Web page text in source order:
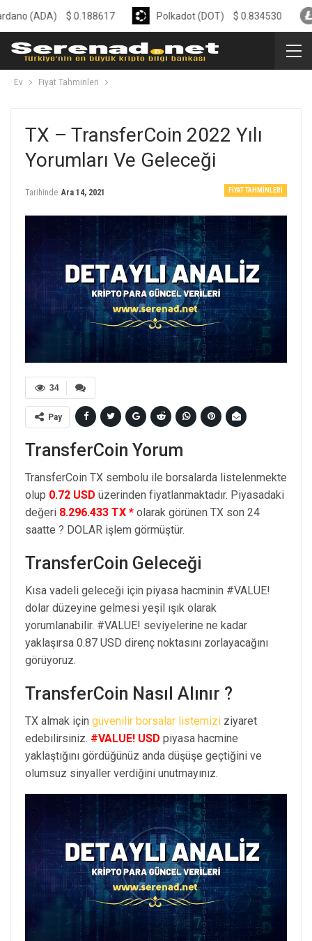
Ev Fiyat Tahminleri
TX – TransferCoin 2022 Yılı
Yorumları Ve Geleceği
FIYAT TAHMINLERI
Tarihinde Ara 14, 2021
34
Pay
TransferCoin Yorum
TransferCoin TX sembolu ile borsalarda listelenmekte
olup 0.72 USD üzerinden fiyatlanmaktadır. Piyasadaki
değeri 8.296.433 TX * olarak görünen TX son 24
saatte ? DOLAR işlem görmüştür.
TransferCoin Geleceği
Kısa vadeli geleceği için piyasa hacminin #VALUE!
dolar düzeyine gelmesi yeşil ışık olarak
yorumlanabilir. #VALUE! seviyelerine ne kadar
yaklaşırsa 0.87 USD direnç noktasını zorlayacağını
görüyoruz.
TransferCoin Nasıl Alınır ?
TX almak için güvenilir borsalar listemizi ziyaret
edebilirsiniz. #VALUE! USD piyasa hacmine
yaklaştığını gördüğünüz anda düşüşe geçtiğini ve
olumsuz sinyaller verdiğini unutmayınız.
$0.188617 Polkadot (DOT) $0.834530